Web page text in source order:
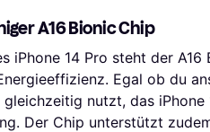
A16 Bionic Chip
iPhone 14 Pro steht der
Egal ob du
gleichzeitig nutzt, das
Der Chip unterstützt